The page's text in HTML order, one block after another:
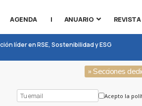
AGENDA | ANUARIO REVISTA
líder en RSE, Sostenibilidad y ESG
» Secciones
Acepto la